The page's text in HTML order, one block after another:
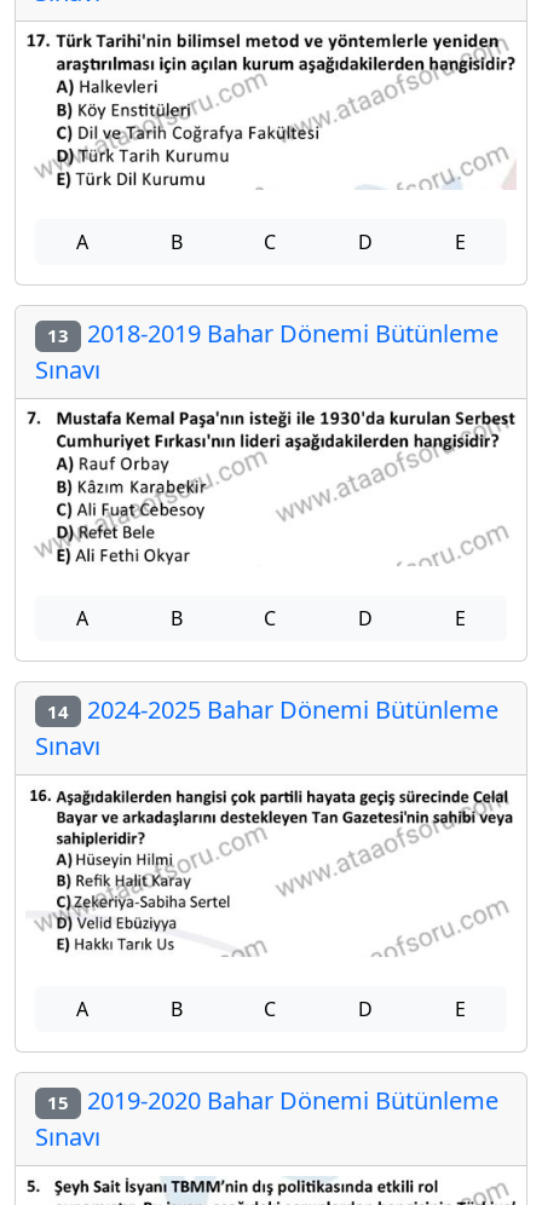
A B C D E
13 2018-2019 Bahar Dönemi Bütünleme
Sınavı
A B C D E
14 2024-2025 Bahar Dönemi Bütünleme
Sınavı
A B C D E
15 2019-2020 Bahar Dönemi Bütünleme
Sınavı